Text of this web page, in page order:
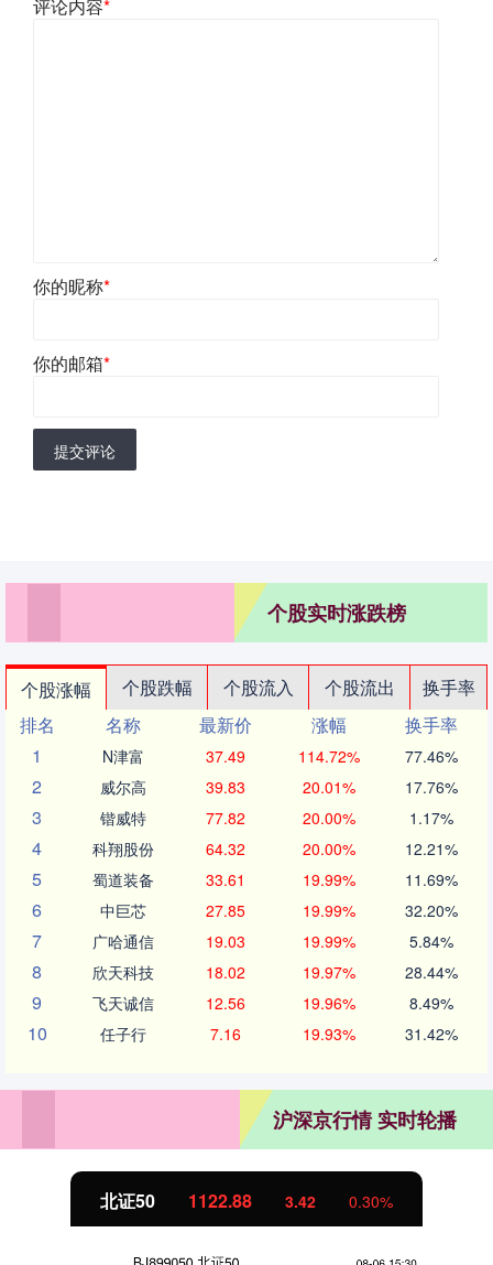
评论内容*
你的昵称*
你的邮箱*
提交评论
个股实时涨跌榜
个股涨幅 个股跌幅 个股流入 个股流出
换手率
排名
名称 最新价 涨幅
换手率
1
N津富 37.49 114.72% 77.46%
2 威尔高 39.83 20.01% 17.76%
3 锴威特 77.82 20.00% 1.17%
4 科翔股份 64.32 20.00% 12.21%
5 蜀道装备 33.61 19.99% 11.69%
6 中巨芯 27.85 19.99% 32.20%
7 广哈通信 19.03 19.99% 5.84%
8 欣天科技 18.02 19.97% 28.44%
9 飞天诚信 12.56 19.96% 8.49%
10 任子行 7.16 19.93% 31.42%
沪深京行情 实时轮播
北证50 1122.88 3.42 0.30%